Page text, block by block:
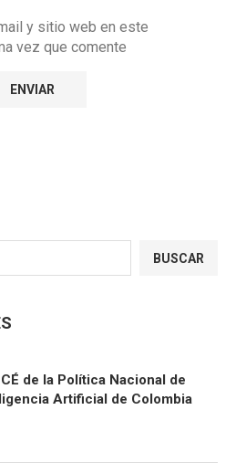
y sitio web en este
vez que comente
BUSCAR
de la Política Nacional de
Artificial de Colombia